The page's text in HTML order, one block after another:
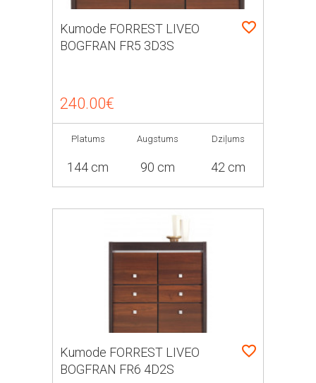
Kumode FORREST LIVEO
BOGFRAN FR5 3D3S
240.00€
Platums
144 cm
Augstums
90 cm
Dziļums
42 cm
Kumode FORREST LIVEO
BOGFRAN FR6 4D2S